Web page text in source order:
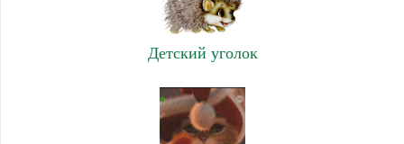
Детский уголок